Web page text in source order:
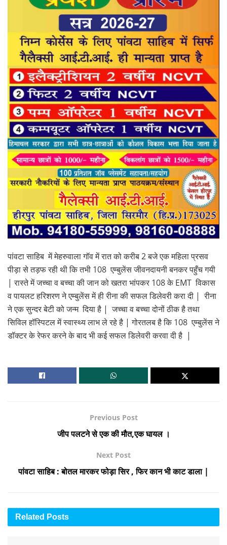
पांवटा साहिब में मेहरुवाला गॉव में रात को करीब 2 बजे एक महिला प्रसव
पीड़ा से तड़फ रही थी कि तभी 108 एम्बुलेंस जीवनदायनी बनकर पहुँच गयी
| रास्ते में जच्चा व बच्चा की जान को खतरा भांपकर 108 के EMT विकास
व पायलट हरिशरण ने एम्बुलेंस में ही रीना की सफल डिलेवरी करा दी | रीना
ने एक सुन्दर बेटी को जन्म दिया है | जच्चा व बच्चा दोनों ठीक है तथा
सिविल हॉस्पिटल में स्वास्थ्य लाभ ले रहे है | गोरतलब है कि 108 एम्बुलेंस ने
डॉक्टर के रेफर करने के बाद भी कई सफल डिलेवरी करवा दी है |
Previous Post
जीप पलटने से एक की मौत,एक घायल ।
Next Post
पांवटा साहिब : बोतल मारकर फोड़ा सिर , फिर कान भी काट डाला |
Related Posts